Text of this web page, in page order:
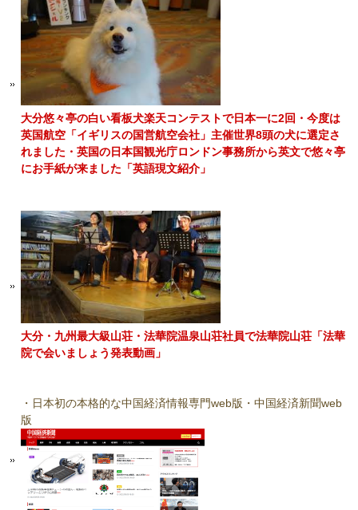
大分悠々亭の白い看板犬楽天コンテストで日本一に2回・今度は
英国航空「イギリスの国営航空会社」主催世界8頭の犬に選定さ
れました・英国の日本国観光庁ロンドン事務所から英文で悠々亭
にお手紙が来ました「英語現文紹介」
大分・九州最大級山荘・法華院温泉山荘社員で法華院山荘「法華
院で会いましょう発表動画」
・日本初の本格的な中国経済情報専門web版・中国経済新聞web
版